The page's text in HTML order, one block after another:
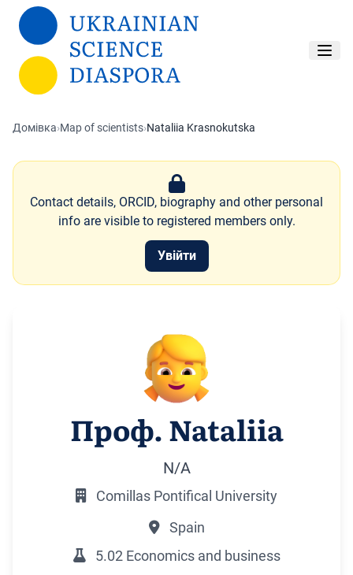
Перейти до основного вмісту
Домівка›Map of scientists›Nataliia Krasnokutska
Contact details, ORCID, biography and other personal
info are visible to registered members only.
Увійти
Проф. Nataliia
N/A
Comillas Pontifical University
Spain
5.02 Economics and business